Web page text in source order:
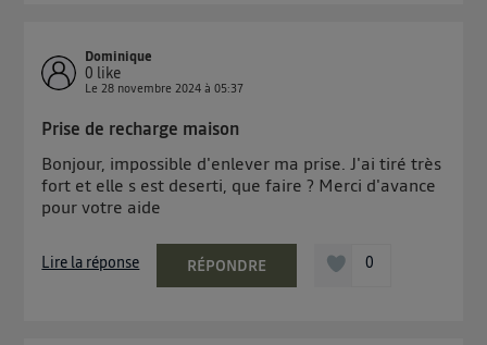
Dominique
0 like
Le28 novembre 2024 à05:37
Prise de recharge maison
Bonjour, impossible d'enlever ma prise. J'ai tiré très
fort et elle s est deserti, que faire ? Merci d'avance
pour votre aide
Lire la réponse RÉPONDRE 0